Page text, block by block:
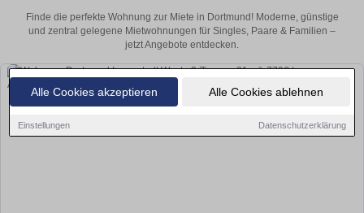
Alle Cookies akzeptieren Alle Cookies ablehnen
Einstellungen Datenschutzerklärung
Finde die perfekte Wohnung zur Miete in Dortmund! Moderne, günstige
und zentral gelegene Mietwohnungen für Singles, Paare & Familien –
jetzt Angebote entdecken.